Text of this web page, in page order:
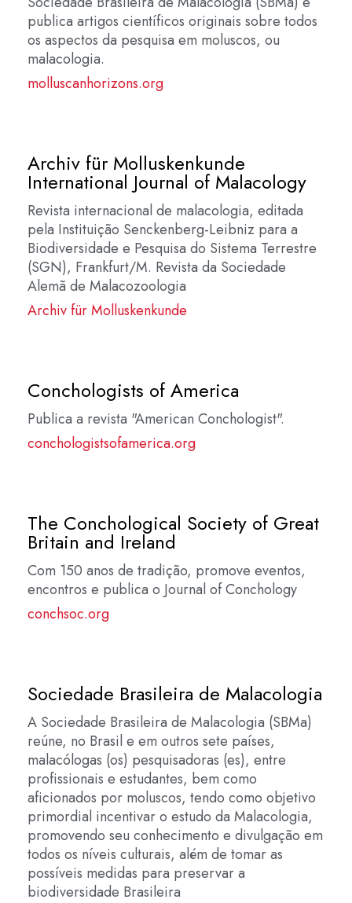
publica artigos científicos originais sobre todos
os aspectos da pesquisa em moluscos, ou
malacologia.
molluscanhorizons.org
Archiv für Molluskenkunde
International Journal of Malacology
Revista internacional de malacologia, editada
pela Instituição Senckenberg-Leibniz para a
Biodiversidade e Pesquisa do Sistema Terrestre
(SGN), Frankfurt/M. Revista da Sociedade
Alemã de Malacozoologia
Archiv für Molluskenkunde
Conchologists of America
Publica a revista "American Conchologist".
conchologistsofamerica.org
The Conchological Society of Great
Britain and Ireland
Com 150 anos de tradição, promove eventos,
encontros e publica o Journal of Conchology
conchsoc.org
Sociedade Brasileira de Malacologia
A Sociedade Brasileira de Malacologia (SBMa)
reúne, no Brasil e em outros sete países,
malacólogas (os) pesquisadoras (es), entre
profissionais e estudantes, bem como
aficionados por moluscos, tendo como objetivo
primordial incentivar o estudo da Malacologia,
promovendo seu conhecimento e divulgação em
todos os níveis culturais, além de tomar as
possíveis medidas para preservar a
biodiversidade Brasileira